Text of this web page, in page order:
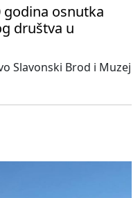
godina osnutka
društva u
Slavonski Brod i Muzej